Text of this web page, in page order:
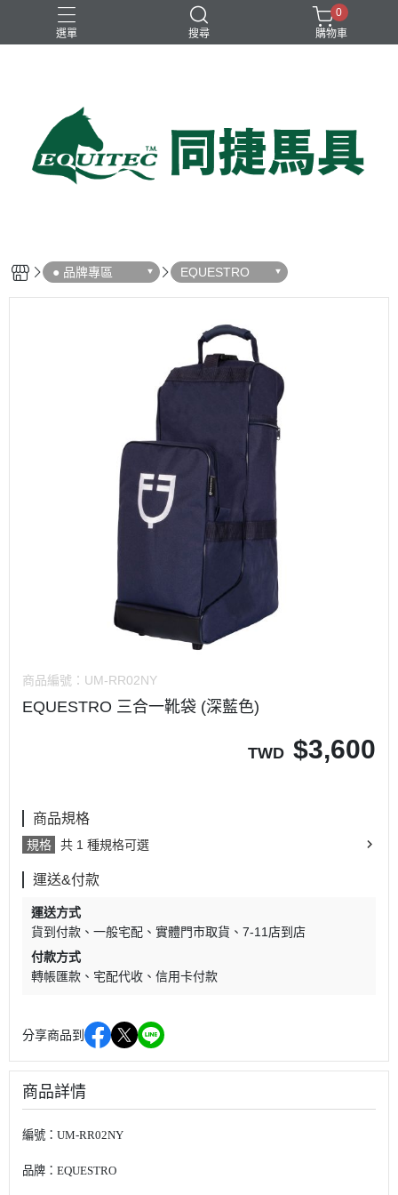
選單 搜尋
兒童比賽馬褲
男用比賽衫
0
購物車
● 品牌專區 EQUESTRO
商品編號： UM-RR02NY
EQUESTRO 三合一靴袋 (深藍色)
TWD $3,600
商品規格
規格 共 1 種規格可選
運送&付款
運送方式
貨到付款
一般宅配 實體門市取貨
7-11店到店
付款方式
轉帳匯款
宅配代收 信用卡付款
分享商品到
商品詳情
編號：UM-RR02NY
品牌： EQUESTRO